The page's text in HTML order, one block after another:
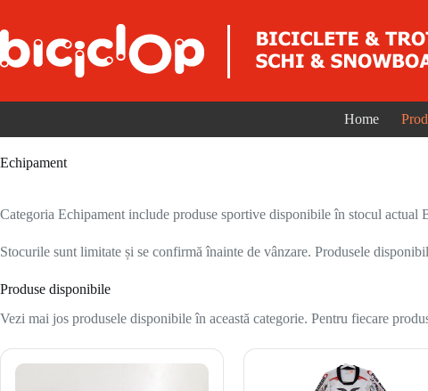
Home
Echipament
Categoria Echipament include produse sportive disponibile în stocul actual
Stocurile sunt limitate și se confirmă înainte de vânzare. Produsele
Produse disponibile
Vezi mai jos produsele disponibile în această categorie. Pentru fiecare